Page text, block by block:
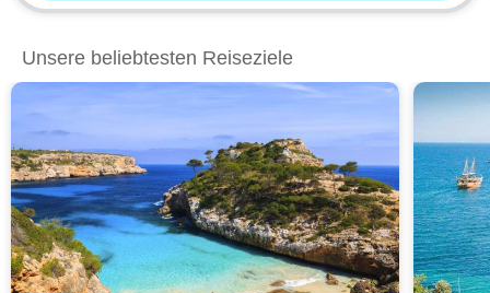
Unsere beliebtesten Reiseziele